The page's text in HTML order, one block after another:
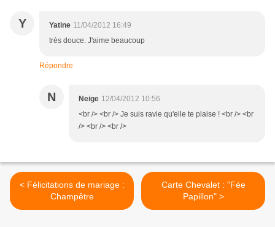
Y Yatine 11/04/2012 16:49
très douce. J'aime beaucoup
Répondre
N Neige 12/04/2012 10:56
<br /> <br /> Je suis ravie qu'elle te plaise ! <br /> <br
/> <br /> <br />
< Félicitations de mariage :
Champêtre
Carte Chevalet : "Fée
Papillon" >